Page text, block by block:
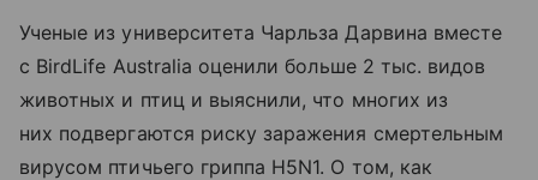
Ученые из университета Чарльза Дарвина вместе
с BirdLife Australia оценили больше 2 тыс. видов
животных и птиц и выяснили, что многих из
них подвергаются риску заражения смертельным
вирусом птичьего гриппа H5N1. О том, как